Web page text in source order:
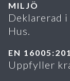
MILJÖ
Deklarerad
Hus.
EN
Uppfyller